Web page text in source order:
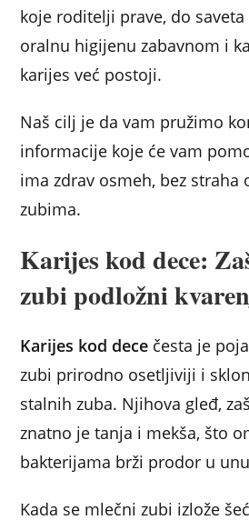
koje roditelji prave, do
oralnu higijenu zabavnom i
karijes već postoji.
Naš cilj je da vam pružimo
informacije koje će vam
ima zdrav osmeh, bez straha
zubima.
Karijes kod dece:
zubi podložni
Karijes kod dece česta je
zubi prirodno osetljiviji i
stalnih zuba. Njihova gleđ,
znatno je tanja i mekša, što
bakterijama brži prodor u
Kada se mlečni zubi izlože